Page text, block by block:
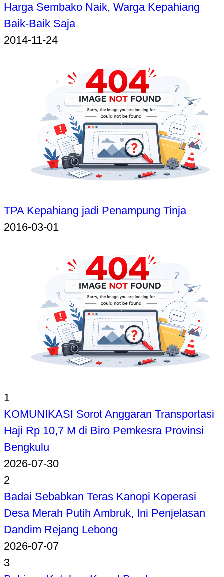
Harga Sembako Naik, Warga Kepahiang
Baik-Baik Saja
2014-11-24
TPA Kepahiang jadi Penampung Tinja
2016-03-01
1
KOMUNIKASI Sorot Anggaran Transportasi
Haji Rp 10,7 M di Biro Pemkesra Provinsi
Bengkulu
2026-07-30
2
Badai Sebabkan Teras Kanopi Koperasi
Desa Merah Putih Ambruk, Ini Penjelasan
Dandim Rejang Lebong
2026-07-07
3